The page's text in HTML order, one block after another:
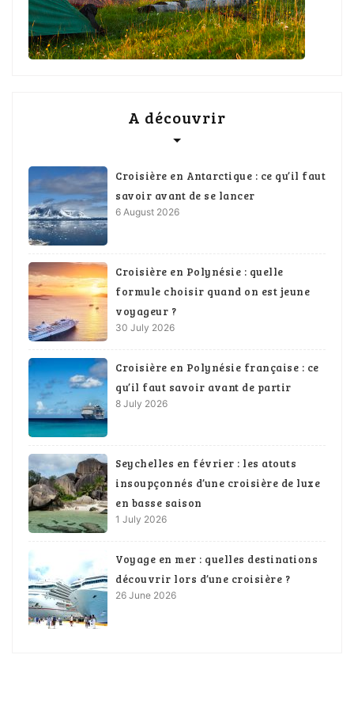
A découvrir
Croisière en Antarctique : ce qu’il faut
savoir avant de se lancer
6 August 2026
Croisière en Polynésie : quelle
formule choisir quand on est jeune
voyageur ?
30 July 2026
Croisière en Polynésie française : ce
qu’il faut savoir avant de partir
8 July 2026
Seychelles en février : les atouts
insoupçonnés d’une croisière de luxe
en basse saison
1 July 2026
Voyage en mer : quelles destinations
découvrir lors d’une croisière ?
26 June 2026